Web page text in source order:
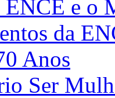
e o
da
Anos
Ser